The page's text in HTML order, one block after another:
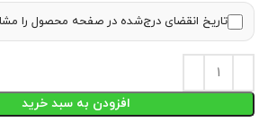
تاریخ انقضای درج‌شده در صفحه محصول را
افزودن به سبد خرید